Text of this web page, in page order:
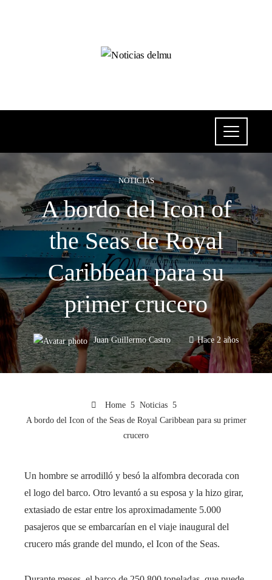
NOTICIAS
A bordo del Icon of
the Seas de Royal
Caribbean para su
primer crucero
Juan Guillermo Castro Hace 2 años
Home
Noticias
A bordo del Icon of the Seas de Royal Caribbean para su primer
crucero
Un hombre se arrodilló y besó la alfombra decorada con
el logo del barco. Otro levantó a su esposa y la hizo girar,
extasiado de estar entre los aproximadamente 5.000
pasajeros que se embarcarían en el viaje inaugural del
crucero más grande del mundo, el Icon of the Seas.